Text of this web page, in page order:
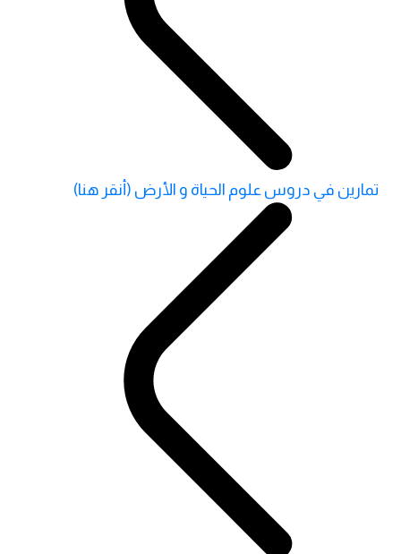
تمارين في دروس علوم الحياة و الأرض (أنقر هنا)